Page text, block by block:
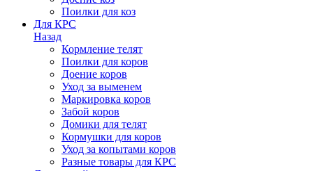
Поилки для коз
Для КРС
Назад
Кормление телят
Поилки для коров
Доение коров
Уход за выменем
Маркировка коров
Забой коров
Домики для телят
Кормушки для коров
Уход за копытами коров
Разные товары для КРС